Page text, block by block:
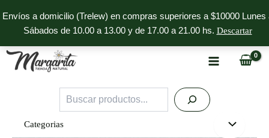
Envíos a domicilio (Trelew) en compras superiores a $10000 Lunes
Sábados de 10.00 a 13.00 y de 17.00 a 21.00 hs. Descartar
al
contenido
Buscar
Categorias